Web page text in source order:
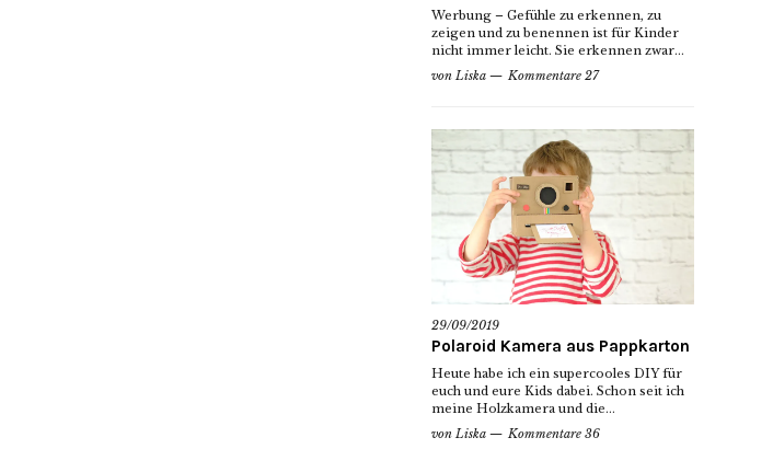
Werbung – Gefühle zu erkennen, zu
zeigen und zu benennen ist für Kinder
nicht immer leicht. Sie erkennen zwar...
von Liska Kommentare 27
29/09/2019
Polaroid Kamera aus Pappkarton
Heute habe ich ein supercooles DIY für
euch und eure Kids dabei. Schon seit ich
meine Holzkamera und die...
von Liska Kommentare 36